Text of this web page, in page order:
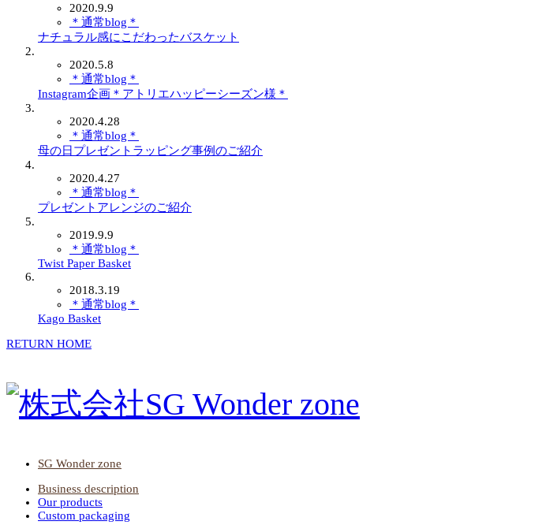
2020.9.9
＊通常blog＊
ナチュラル感にこだわったバスケット
2020.5.8
＊通常blog＊
Instagram企画＊アトリエハッピーシーズン様＊
2020.4.28
＊通常blog＊
母の日プレゼントラッピング事例のご紹介
2020.4.27
＊通常blog＊
プレゼントアレンジのご紹介
2019.9.9
＊通常blog＊
Twist Paper Basket
2018.3.19
＊通常blog＊
Kago Basket
RETURN HOME
SG Wonder zone
Business description
Our products
Custom packaging